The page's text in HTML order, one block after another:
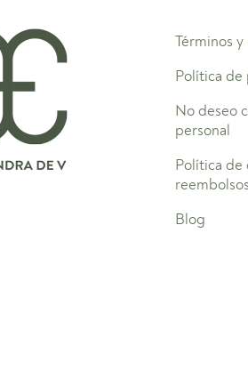
Términos
Política de
No deseo
personal
Política de
reembolsos
Blog